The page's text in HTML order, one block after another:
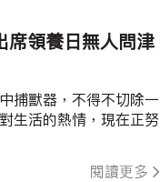
席領養日無人問津
閱讀更多
捕獸器，不得不切除一
生活的熱情，現在正努